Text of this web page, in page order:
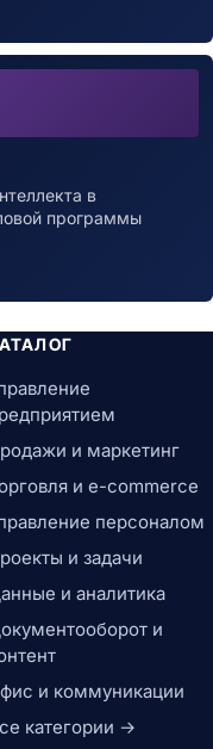
в
программы
и маркетинг
и e-commerce
персоналом
и задачи
и аналитика
и
и коммуникации
категории →